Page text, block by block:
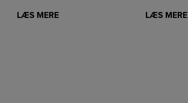
LÆS MERE LÆS MERE